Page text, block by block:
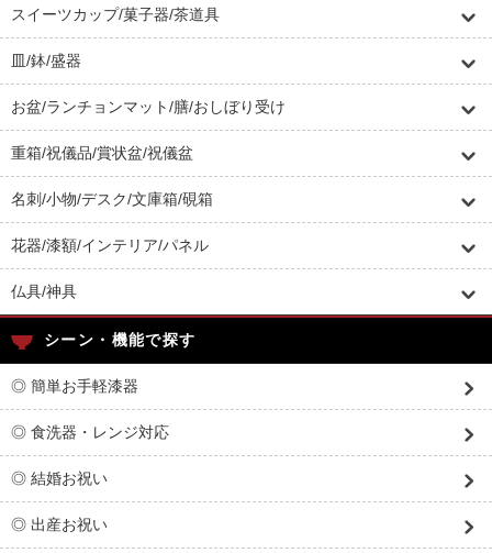
スイーツカップ/菓子器/茶道具
皿/鉢/盛器
お盆/ランチョンマット/膳/おしぼり受け
重箱/祝儀品/賞状盆/祝儀盆
名刺/小物/デスク/文庫箱/硯箱
花器/漆額/インテリア/パネル
仏具/神具
シーン・機能で探す
◎ 簡単お手軽漆器
◎ 食洗器・レンジ対応
◎ 結婚お祝い
◎ 出産お祝い